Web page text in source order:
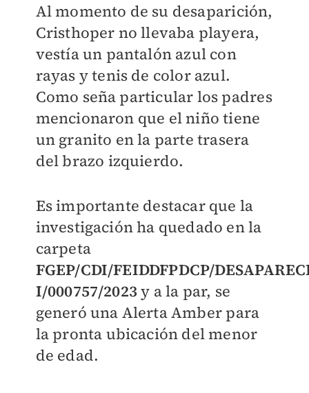
Al momento de su desaparición,
Cristhoper no llevaba playera,
vestía un pantalón azul con
rayas y tenis de color azul.
Como seña particular los padres
mencionaron que el niño tiene
un granito en la parte trasera
del brazo izquierdo.
Es importante destacar que la
investigación ha quedado en la
carpeta
FGEP/CDI/FEIDDFPDCP/
I/000757/2023 y a la par, se
generó una Alerta Amber para
la pronta ubicación del menor
de edad.